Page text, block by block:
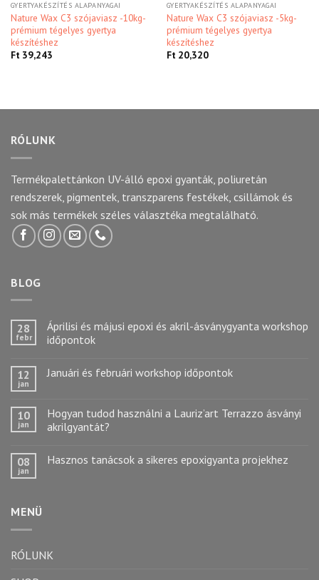
GYERTYAKÉSZÍTÉS ALAPANYAGAI
Nature Wax C3 szójaviasz -10kg-
prémium tégelyes gyertya
készítéshez
Ft39,243
GYERTYAKÉSZÍTÉS ALAPANYAGAI
Nature Wax C3 szójaviasz -5kg-
prémium tégelyes gyertya
készítéshez
Ft20,320
RÓLUNK
Termékpalettánkon UV-álló epoxi gyanták, poliuretán
rendszerek, pigmentek, transzparens festékek, csillámok és
sok más termékek széles választéka megtalálható.
BLOG
28
febr
Áprilisi és májusi epoxi és akril-ásványgyanta workshop
időpontok
12
jan
Januári és februári workshop időpontok
10
jan
Hogyan tudod használni a Lauriz’art Terrazzo ásványi
akrilgyantát?
08
jan
Hasznos tanácsok a sikeres epoxigyanta projekhez
MENÜ
RÓLUNK